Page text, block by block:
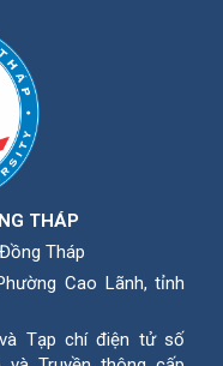
THÁP
Tháp
Cao Lãnh, tỉnh
Tạp chí điện tử số